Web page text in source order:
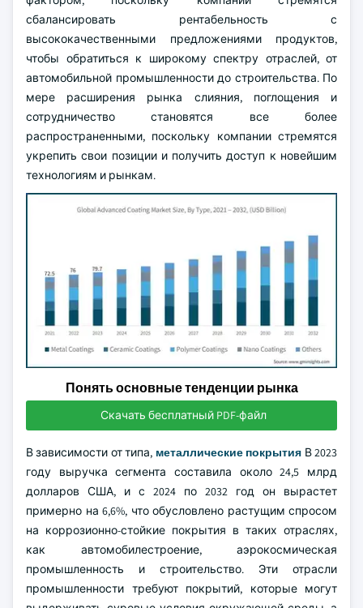
сбалансировать рентабельность с
высококачественными предложениями продуктов,
чтобы обратиться к широкому спектру отраслей, от
автомобильной промышленности до строительства. По
мере расширения рынка слияния, поглощения и
сотрудничество становятся все более
распространенными, поскольку компании стремятся
укрепить свои позиции и получить доступ к новейшим
технологиям и рынкам.
Понять основные тенденции рынка
Скачать бесплатный PDF-файл
В зависимости от типа, металлические покрытия В 2023
году выручка сегмента составила около 24,5 млрд
долларов США, и с 2024 по 2032 год он вырастет
примерно на 6,6%, что обусловлено растущим спросом
на коррозионно-стойкие покрытия в таких отраслях,
как автомобилестроение, аэрокосмическая
промышленность и строительство. Эти отрасли
промышленности требуют покрытий, которые могут